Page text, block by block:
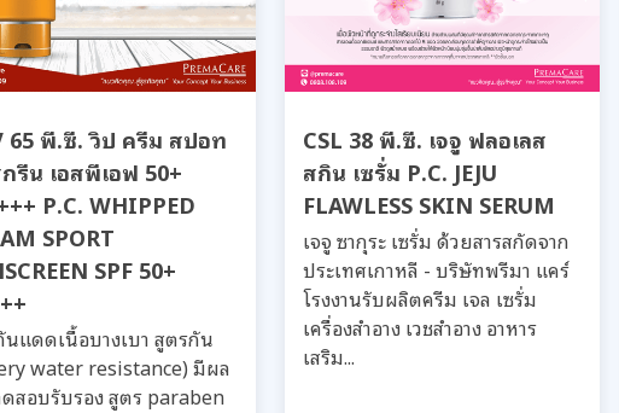
65 พี.ซี. วิป ครีม สปอท
รีน เอสพีเอฟ 50+
P.C. WHIPPED
SPORT
SPF 50+
แดดเนื้อบางเบา สูตรกัน
water resistance) มีผล
สอบรับรอง สูตร paraben
CSL 38 พี.ซี. เจจู ฟลอเลส
สกิน เซรั่ม P.C. JEJU
FLAWLESS SKIN SERUM
เจจู ซากุระ เซรั่ม ด้วยสารสกัดจาก
ประเทศเกาหลี - บริษัทพรีมา แคร์
โรงงานรับผลิตครีม เจล เซรั่ม
เครื่องสำอาง เวชสำอาง อาหาร
เสริม...